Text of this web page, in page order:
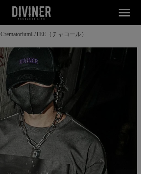
menu
CrematoriumL/TEE（チャコール）